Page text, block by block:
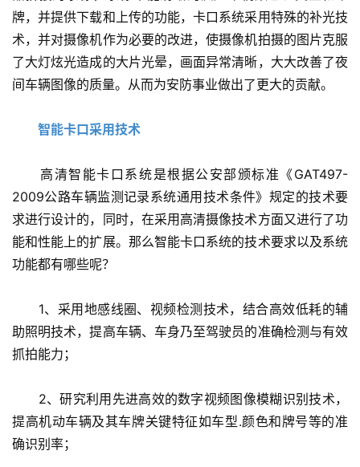
牌，并提供下载和上传的功能，卡口系统采用特殊的补光技
术，并对摄像机作为必要的改进，使摄像机拍摄的图片克服
了大灯炫光造成的大片光晕，画面异常清晰，大大改善了夜
间车辆图像的质量。从而为安防事业做出了更大的贡献。
智能卡口采用技术
高清智能卡口系统是根据公安部颁标准《GAT497-
2009公路车辆监测记录系统通用技术条件》规定的技术要
求进行设计的，同时，在采用高清摄像技术方面又进行了功
能和性能上的扩展。那么智能卡口系统的技术要求以及系统
功能都有哪些呢？
1、采用地感线圈、视频检测技术，结合高效低耗的辅
助照明技术，提高车辆、车身乃至驾驶员的准确检测与有效
抓拍能力；
2、研究利用先进高效的数字视频图像模糊识别技术，
提高机动车辆及其车牌关键特征如车型.颜色和牌号等的准
确识别率；